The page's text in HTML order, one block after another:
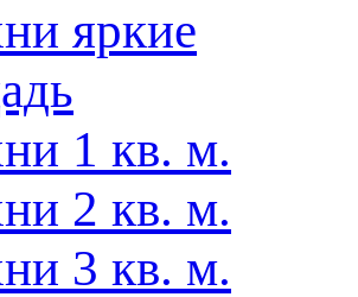
яркие
1 кв. м.
2 кв. м.
3 кв. м.